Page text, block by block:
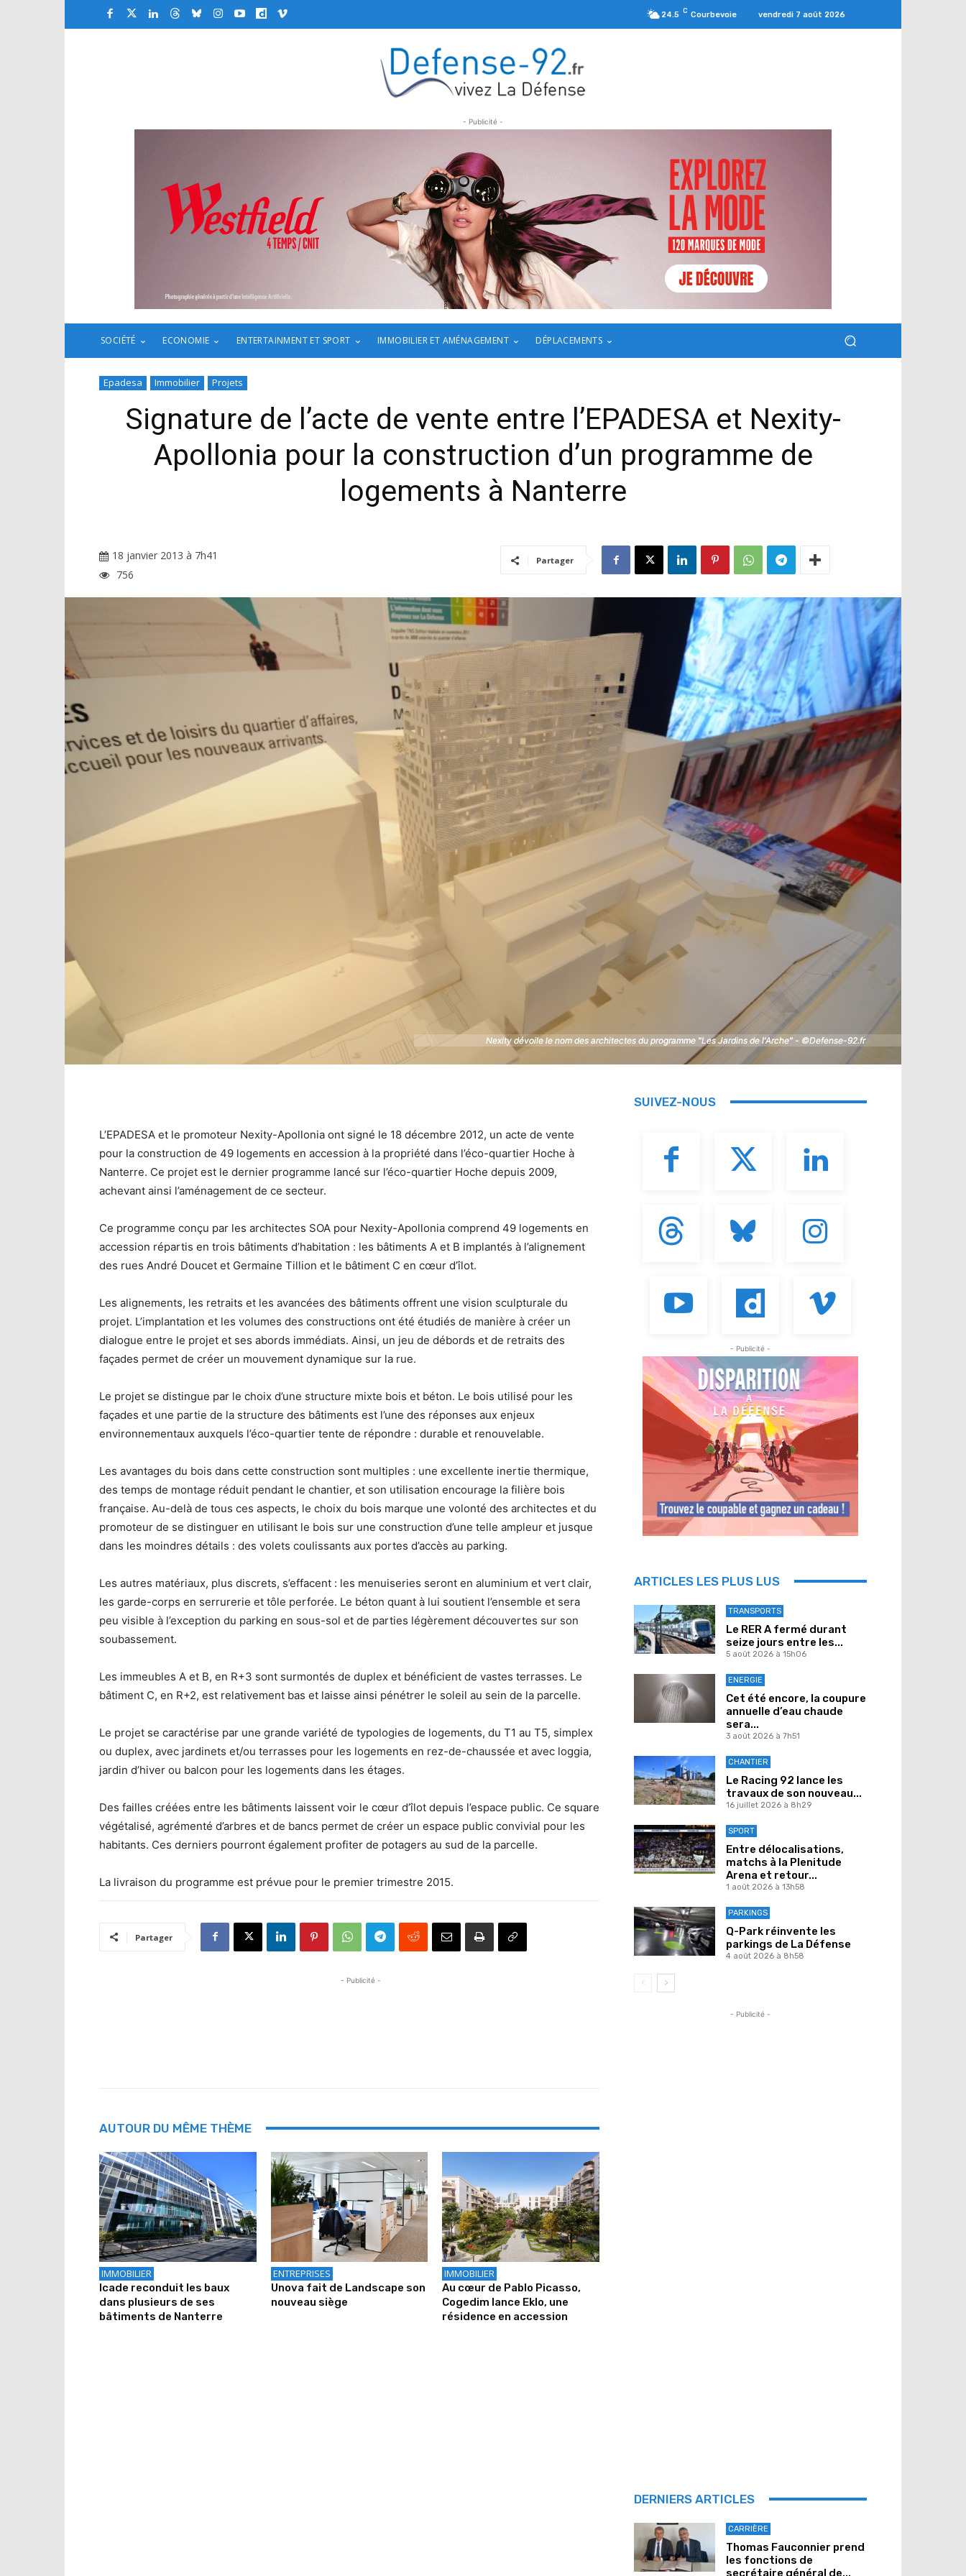
24.5 C Courbevoie vendredi 7 août 2026
- Publicité -
SOCIÉTÉ ECONOMIE ENTERTAINMENT ET SPORT IMMOBILIER ET AMÉNAGEMENT DÉPLACEMENTS
Epadesa Immobilier Projets
Signature de l’acte de vente entre l’EPADESA et Nexity-
Apollonia pour la construction d’un programme de
logements à Nanterre
18 janvier 2013 à 7h41
756
Partager
Nexity dévoile le nom des architectes du programme "Les Jardins de l'Arche" - ©Defense-92.fr
Nexity dévoile le nom des architectes du programme "Les Jardins de l'Arche" - ©Defense-92.fr
L’EPADESA et le promoteur Nexity-Apollonia ont signé le 18 décembre 2012, un acte de vente
pour la construction de 49 logements en accession à la propriété dans l’éco-quartier Hoche à
Nanterre. Ce projet est le dernier programme lancé sur l’éco-quartier Hoche depuis 2009,
achevant ainsi l’aménagement de ce secteur.
Ce programme conçu par les architectes SOA pour Nexity-Apollonia comprend 49 logements en
accession répartis en trois bâtiments d’habitation : les bâtiments A et B implantés à l’alignement
des rues André Doucet et Germaine Tillion et le bâtiment C en cœur d’îlot.
Les alignements, les retraits et les avancées des bâtiments offrent une vision sculpturale du
projet. L’implantation et les volumes des constructions ont été étudiés de manière à créer un
dialogue entre le projet et ses abords immédiats. Ainsi, un jeu de débords et de retraits des
façades permet de créer un mouvement dynamique sur la rue.
Le projet se distingue par le choix d’une structure mixte bois et béton. Le bois utilisé pour les
façades et une partie de la structure des bâtiments est l’une des réponses aux enjeux
environnementaux auxquels l’éco-quartier tente de répondre : durable et renouvelable.
Les avantages du bois dans cette construction sont multiples : une excellente inertie thermique,
des temps de montage réduit pendant le chantier, et son utilisation encourage la filière bois
française. Au-delà de tous ces aspects, le choix du bois marque une volonté des architectes et du
promoteur de se distinguer en utilisant le bois sur une construction d’une telle ampleur et jusque
dans les moindres détails : des volets coulissants aux portes d’accès au parking.
Les autres matériaux, plus discrets, s’effacent : les menuiseries seront en aluminium et vert clair,
les garde-corps en serrurerie et tôle perforée. Le béton quant à lui soutient l’ensemble et sera
peu visible à l’exception du parking en sous-sol et de parties légèrement découvertes sur son
soubassement.
Les immeubles A et B, en R+3 sont surmontés de duplex et bénéficient de vastes terrasses. Le
bâtiment C, en R+2, est relativement bas et laisse ainsi pénétrer le soleil au sein de la parcelle.
Le projet se caractérise par une grande variété de typologies de logements, du T1 au T5, simplex
ou duplex, avec jardinets et/ou terrasses pour les logements en rez-de-chaussée et avec loggia,
jardin d’hiver ou balcon pour les logements dans les étages.
Des failles créées entre les bâtiments laissent voir le cœur d’îlot depuis l’espace public. Ce square
végétalisé, agrémenté d’arbres et de bancs permet de créer un espace public convivial pour les
habitants. Ces derniers pourront également profiter de potagers au sud de la parcelle.
La livraison du programme est prévue pour le premier trimestre 2015.
Partager
- Publicité -
AUTOUR DU MÊME THÈME
IMMOBILIER
Icade reconduit les baux
dans plusieurs de ses
bâtiments de Nanterre
ENTREPRISES
Unova fait de Landscape son
nouveau siège
IMMOBILIER
Au cœur de Pablo Picasso,
Cogedim lance Eklo, une
résidence en accession
SUIVEZ-NOUS
- Publicité -
ARTICLES LES PLUS LUS
TRANSPORTS
Le RER A fermé durant
seize jours entre les...
5 août 2026 à 15h06
ENERGIE
Cet été encore, la coupure
annuelle d’eau chaude
sera...
3 août 2026 à 7h51
CHANTIER
Le Racing 92 lance les
travaux de son nouveau...
16 juillet 2026 à 8h29
SPORT
Entre délocalisations,
matchs à la Plenitude
Arena et retour...
1 août 2026 à 13h58
PARKINGS
Q-Park réinvente les
parkings de La Défense
4 août 2026 à 8h58
- Publicité -
DERNIERS ARTICLES
CARRIÈRE
Thomas Fauconnier prend
les fonctions de
secrétaire général de...